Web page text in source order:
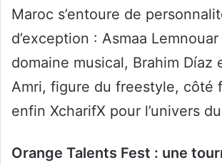
Maroc s’entoure de
d’exception : Asmaa
domaine musical, Brahim Díaz
Amri, figure du freestyle, côté
enfin XcharifX pour l’univers
Orange Talents Fest : une